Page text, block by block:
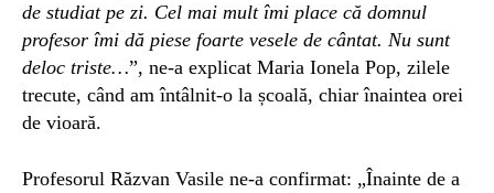
de studiat pe zi. Cel mai mult îmi place că domnul
profesor îmi dă piese foarte vesele de cântat. Nu sunt
deloc triste…”, ne-a explicat Maria Ionela Pop, zilele
trecute, când am întâlnit-o la școală, chiar înaintea orei
de vioară.
Profesorul Răzvan Vasile ne-a confirmat: „Înainte de a